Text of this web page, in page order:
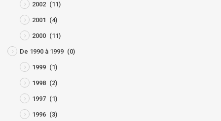
2002 (11)
2001 (4)
2000 (11)
De 1990 à 1999 (0)
1999 (1)
1998 (2)
1997 (1)
1996 (3)